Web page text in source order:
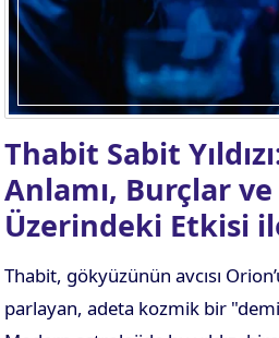
Thabit Sabit
Anlamı, Burçlar
Üzerindeki Etkisi
Thabit, gökyüzünün avcısı
parlayan, adeta kozmik bir